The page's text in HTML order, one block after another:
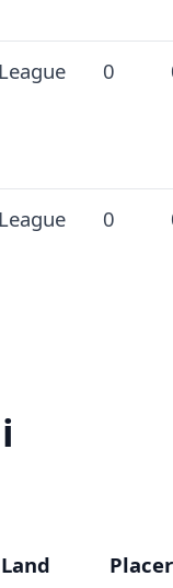
0
0
Land